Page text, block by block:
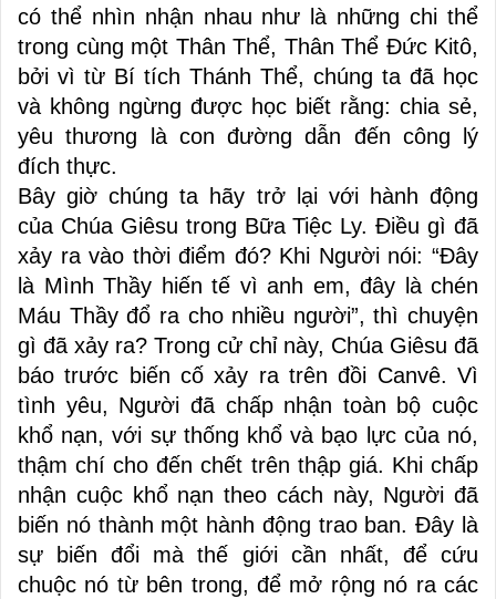
có thể nhìn nhận nhau như là những chi thể
trong cùng một Thân Thể, Thân Thể Đức Kitô,
bởi vì từ Bí tích Thánh Thể, chúng ta đã học
và không ngừng được học biết rằng: chia sẻ,
yêu thương là con đường dẫn đến công lý
đích thực.
Bây giờ chúng ta hãy trở lại với hành động
của Chúa Giêsu trong Bữa Tiệc Ly. Điều gì đã
xảy ra vào thời điểm đó? Khi Người nói: “Đây
là Mình Thầy hiến tế vì anh em, đây là chén
Máu Thầy đổ ra cho nhiều người”, thì chuyện
gì đã xảy ra? Trong cử chỉ này, Chúa Giêsu đã
báo trước biến cố xảy ra trên đồi Canvê. Vì
tình yêu, Người đã chấp nhận toàn bộ cuộc
khổ nạn, với sự thống khổ và bạo lực của nó,
thậm chí cho đến chết trên thập giá. Khi chấp
nhận cuộc khổ nạn theo cách này, Người đã
biến nó thành một hành động trao ban. Đây là
sự biến đổi mà thế giới cần nhất, để cứu
chuộc nó từ bên trong, để mở rộng nó ra các